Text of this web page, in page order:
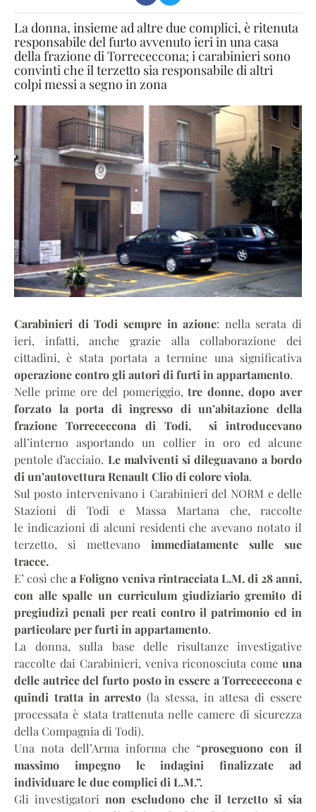
La donna, insieme ad altre due complici, è ritenuta
responsabile del furto avvenuto ieri in una casa
della frazione di Torrececcona; i carabinieri sono
convinti che il terzetto sia responsabile di altri
colpi messi a segno in zona
Carabinieri di Todi sempre in azione: nella serata di
ieri, infatti, anche grazie alla collaborazione dei
cittadini, è stata portata a termine una significativa
operazione contro gli autori di furti in appartamento.
Nelle prime ore del pomeriggio,tre donne, dopo aver
forzato la porta di ingresso di un’abitazione della
frazione Torrececcona di Todi, si introducevano
all’interno asportando un collier in oro ed alcune
pentole d’acciaio. Le malviventi si dileguavano a bordo
di un’autovettura Renault Clio di colore viola.
Sul posto intervenivano i Carabinieri del NORM e delle
Stazioni di Todi e Massa Martana che, raccolte
le indicazioni di alcuni residenti che avevano notato il
terzetto, si mettevano immediatamente sulle sue
tracce.
E’ così chea Foligno veniva rintracciata L.M. di 28 anni,
con alle spalle un curriculum giudiziario gremito di
pregiudizi penali per reati contro il patrimonio ed in
particolare per furti in appartamento.
La donna, sulla base delle risultanze investigative
raccolte dai Carabinieri, veniva riconosciuta come una
delle autrice del furto posto in essere a Torrececcona e
quindi tratta in arresto(la stessa, in attesa di essere
processata è stata trattenuta nelle camere di sicurezza
della Compagnia di Todi).
Una nota dell’Arma informa che “proseguono con il
massimo impegno le indagini finalizzate ad
individuare le due complici di L.M.”.
Gli investigatori non escludono che il terzetto si sia